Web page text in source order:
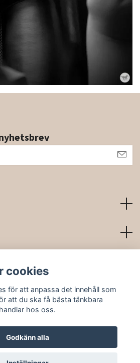
2026 Rittforsridsport
cookies
för att anpassa det innehåll som
att du ska få bästa tänkbara
hos oss.
Godkänn alla